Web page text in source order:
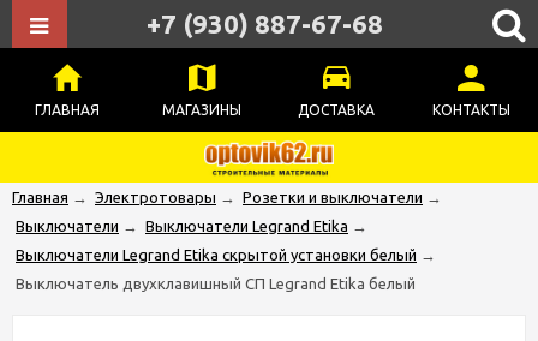
ГЛАВНАЯ МАГАЗИНЫ ДОСТАВКА КОНТАКТЫ
+7 (930) 887-67-68
Главная → Электротовары → Розетки и выключатели →
Выключатели → Выключатели Legrand Etika →
Выключатели Legrand Etika скрытой установки белый →
Выключатель двухклавишный СП Legrand Etika белый